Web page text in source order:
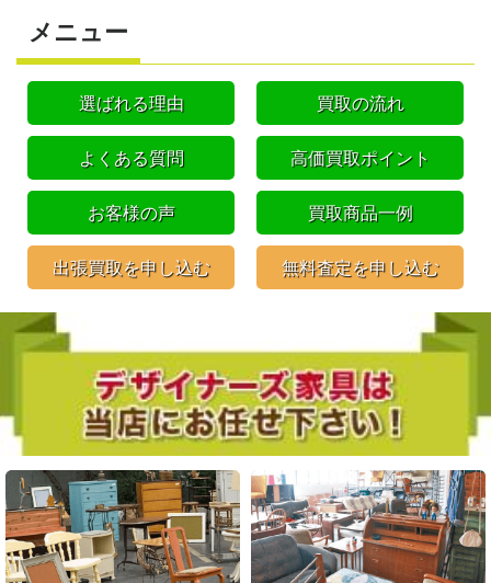
メニュー
選ばれる理由 買取の流れ
よくある質問 高価買取ポイント
お客様の声 買取商品一例
出張買取を申し込む 無料査定を申し込む